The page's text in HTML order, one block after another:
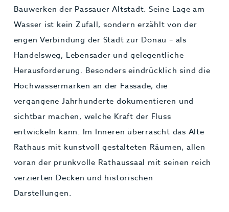
Bauwerken der Passauer Altstadt. Seine Lage am
Wasser ist kein Zufall, sondern erzählt von der
engen Verbindung der Stadt zur Donau – als
Handelsweg, Lebensader und gelegentliche
Herausforderung. Besonders eindrücklich sind die
Hochwassermarken an der Fassade, die
vergangene Jahrhunderte dokumentieren und
sichtbar machen, welche Kraft der Fluss
entwickeln kann. Im Inneren überrascht das Alte
Rathaus mit kunstvoll gestalteten Räumen, allen
voran der prunkvolle Rathaussaal mit seinen reich
verzierten Decken und historischen
Darstellungen.